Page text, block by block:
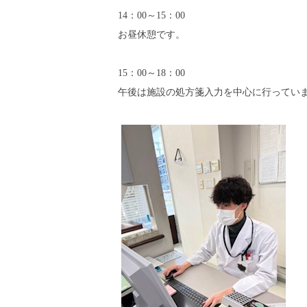
14：00～15：00
お昼休憩です。
15：00～18：00
午後は施設の処方箋入力を中心に行ってい